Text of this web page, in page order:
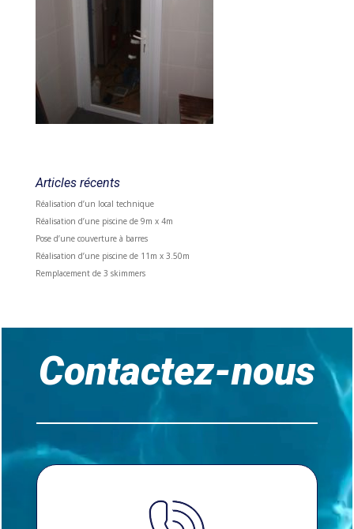
Articles récents
Réalisation d’un local technique
Réalisation d’une piscine de 9m x 4m
Pose d’une couverture à barres
Réalisation d’une piscine de 11m x 3.50m
Remplacement de 3 skimmers
Contactez-nous